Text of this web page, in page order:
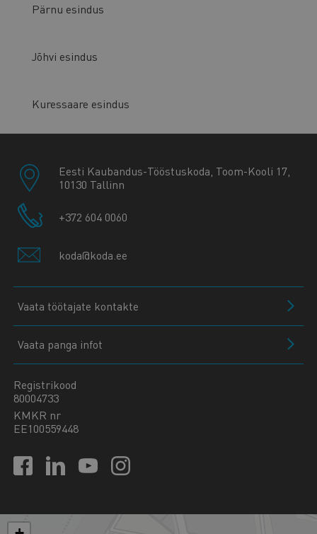
Pärnu esindus
Jõhvi esindus
Kuressaare esindus
Eesti Kaubandus-Tööstuskoda, Toom-Kooli 17,
10130 Tallinn
+372 604 0060
koda@koda.ee
Vaata töötajate kontakte
Vaata panga infot
Registrikood
80004733
KMKR nr
EE100559448